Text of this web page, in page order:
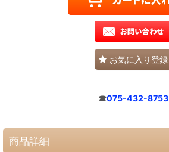
お気に入り登録
☎075-432-8753
商品詳細